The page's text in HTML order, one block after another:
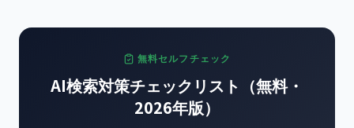
無料セルフチェック
AI検索対策チェックリスト（無料・
2026年版）